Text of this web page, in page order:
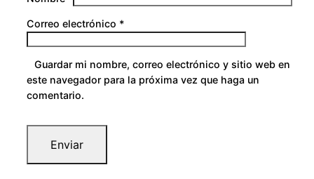
Correo electrónico *
Guardar mi nombre, correo electrónico y sitio web en
este navegador para la próxima vez que haga un
comentario.